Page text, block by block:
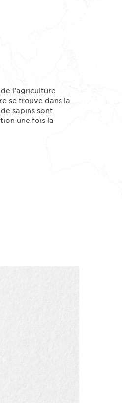
l’agriculture
se trouve dans la
sapins sont
une fois la